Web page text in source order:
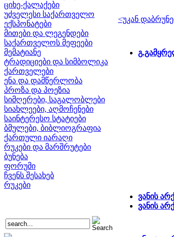
ციხე-ქალაქები
უძველესი საქართველო
ექსპონატები
მითები და ლეგენდები
საქართველოს მეფეები
მემატიანე
ტრადიციები და სიმბოლიკა
ქართველები
ენა და დამწერლობა
პროზა და პოეზია
სიმღერები, საგალობლები
სიახლეები, აღმოჩენები
საინტერესო სტატიები
ბმულები, ბიბლიოგრაფია
ქართული იარაღი
რუკები და მარშრუტები
ბუნება
ფორუმი
ჩვენს შესახებ
რუკები
<უკან
ვანის
ვანის